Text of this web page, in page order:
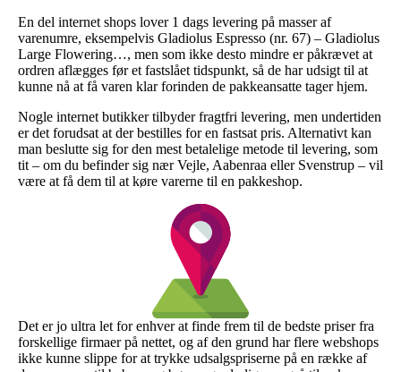
En del internet shops lover 1 dags levering på masser af
varenumre, eksempelvis Gladiolus Espresso (nr. 67) – Gladiolus
Large Flowering…, men som ikke desto mindre er påkrævet at
ordren aflægges før et fastslået tidspunkt, så de har udsigt til at
kunne nå at få varen klar forinden de pakkeansatte tager hjem.
Nogle internet butikker tilbyder fragtfri levering, men undertiden
er det forudsat at der bestilles for en fastsat pris. Alternativt kan
man beslutte sig for den mest betalelige metode til levering, som
tit – om du befinder sig nær Vejle, Aabenraa eller Svenstrup – vil
være at få dem til at køre varerne til en pakkeshop.
Det er jo ultra let for enhver at finde frem til de bedste priser fra
forskellige firmaer på nettet, og af den grund har flere webshops
ikke kunne slippe for at trykke udsalgspriserne på en række af